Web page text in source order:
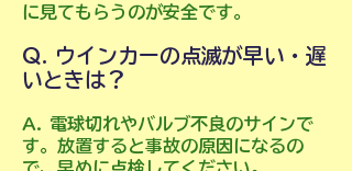
に見てもらうのが安全です。
Q. ウインカーの点滅が早い・遅
いときは？
A. 電球切れやバルブ不良のサインで
す。放置すると事故の原因になるの